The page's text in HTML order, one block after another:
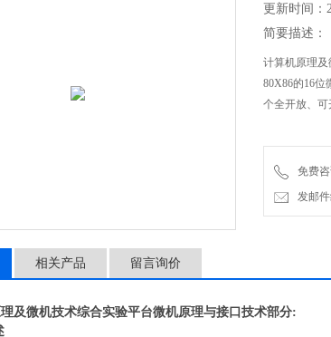
更新时间：
简要描述：
计算机原理及
80X86的16位
个全开放、可
免费咨
发邮件
相关产品 留言询价
及微机技术综合实验平台微机原理与接口技术部分: